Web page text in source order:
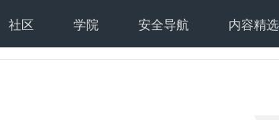
社区 学院 安全导航 内容精选